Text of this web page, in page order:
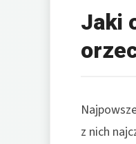
Jaki
z nich